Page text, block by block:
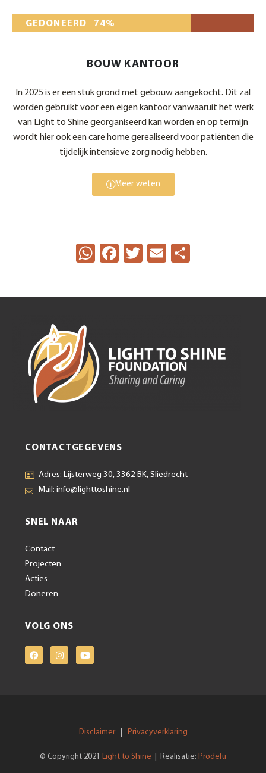
GEDONEERD 74%
BOUW KANTOOR
In 2025 is er een stuk grond met gebouw aangekocht. Dit zal
worden gebruikt voor een eigen kantoor vanwaaruit het werk
van Light to Shine georganiseerd kan worden en op termijn
wordt hier ook een care home gerealiseerd voor patiënten die
tijdelijk intensieve zorg nodig hebben.
Meer weten
WhatsApp
Facebook
Twitter
Email
CONTACTGEGEVENS
Adres: Lijsterweg 30, 3362 BK, Sliedrecht
Mail: info@lighttoshine.nl
SNEL NAAR
Contact
Projecten
Acties
Doneren
VOLG ONS
Disclaimer Privacyverklaring
© Copyright 2021 Light to Shine | Realisatie: Prodefu